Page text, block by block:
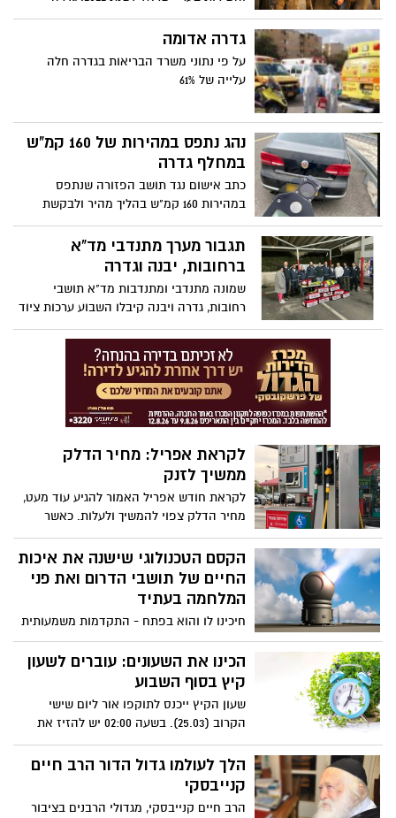
במקום 8 בגיוס גברים ומקום 7 בגיוס נשים
השנה, ובחלוקה לגברים ולנשים. כמו כן, כלל
הנתונים והרשימות הם עבור חייבי גיוס בלבד,
2020.
גדרה אדומה
על פי נתוני משרד הבריאות בגדרה חלה
עלייה של 61%
נהג נתפס במהירות של 160 קמ"ש
במחלף גדרה
כתב אישום נגד תושב הפזורה שנתפס
במהירות 160 קמ"ש בהליך מהיר ולבקשת
התביעה המשטרתית הוא נעצר עד החלטה
אחרת.
תגבור מערך מתנדבי מד"א
ברחובות, יבנה וגדרה
שמונה מתנדבי ומתנדבות מד"א תושבי
רחובות, גדרה ויבנה קיבלו השבוע ערכות ציוד
רפואי מתקדמות הכוללות ציוד החייאה ועזרה
ראשונה, אשר יסייעו להם להעניק טיפול
רפואי מציל חיים ככונני תגובה מיידית של מגן
דוד אדום גם מעבר לשעות ההתנדבות
באמבולנסים ובניידות לטיפול נמרץ ויסייעו
לחזק את מערך הרפואי של מגן דוד אדום.
לקראת אפריל: מחיר הדלק
ממשיך לזנק
לקראת חודש אפריל האמור להגיע עוד מעט,
מחיר הדלק צפוי להמשיך ולעלות. כאשר
מחיר הדלק אמור לעלות ב- 40 אג' נוספות
הקסם הטכנולוגי שישנה את איכות
החיים של תושבי הדרום ואת פני
המלחמה בעתיד
חיכינו לו והוא בפתח - התקדמות משמעותית
בפרויקט מערכת הלייזר ליירוט טילים ורקטות
ששמו מעתה – "מגן אור" שישנה את המשחק
– הרבה פחות אזעקות ורעשי פיצוצים גם
הכינו את השעונים: עוברים לשעון
קיץ בסוף השבוע
שעון הקיץ ייכנס לתוקפו אור ליום שישי
הקרוב (25.03). בשעה 02:00 יש להזיז את
המחוגים שעה אחת קדימה לשעה 03:00
הלך לעולמו גדול הדור הרב חיים
קנייבסקי
הרב חיים קנייבסקי, מגדולי הרבנים בציבור